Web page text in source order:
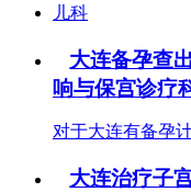
儿科
大连备孕查
响与保宫诊疗
对于大连有备孕
大连治疗子